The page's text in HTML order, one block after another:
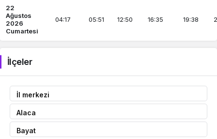
22
Ağustos
2026
Cumartesi
04:17 05:51 12:50 16:35 19:38
İlçeler
İl merkezi
Alaca
Bayat